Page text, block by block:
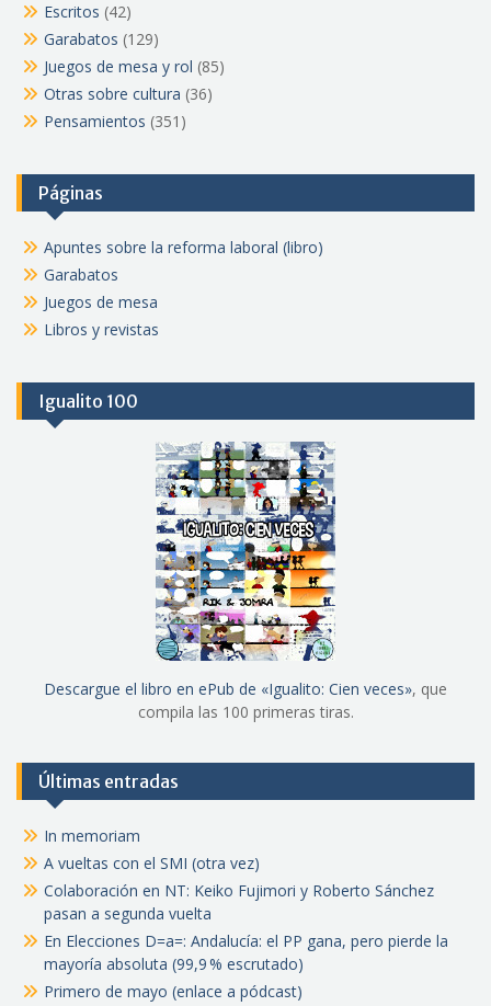
Escritos (42)
Garabatos (129)
Juegos de mesa y rol (85)
Otras sobre cultura (36)
Pensamientos (351)
Páginas
Apuntes sobre la reforma laboral (libro)
Garabatos
Juegos de mesa
Libros y revistas
Igualito 100
Descargue el libro en ePub de «Igualito: Cien veces», que
compila las 100 primeras tiras.
Últimas entradas
In memoriam
A vueltas con el SMI (otra vez)
Colaboración en NT: Keiko Fujimori y Roberto Sánchez
pasan a segunda vuelta
En Elecciones D=a=: Andalucía: el PP gana, pero pierde la
mayoría absoluta (99,9 % escrutado)
Primero de mayo (enlace a pódcast)